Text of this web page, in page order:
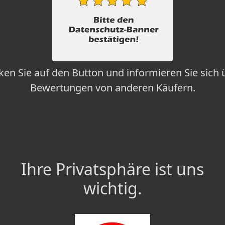
Sie auf den Button und informieren Sie sich
Bewertungen von anderen Käufern.
Ihre Privatsphäre ist uns
wichtig.